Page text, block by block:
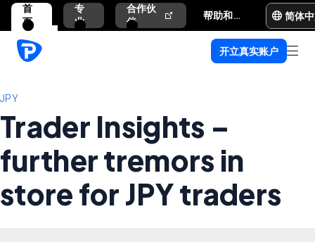
首
页
专
业
合作伙
伴
帮助和支持 简体
开立真实账户
JPY
Trader Insights –
further tremors in
store for JPY traders